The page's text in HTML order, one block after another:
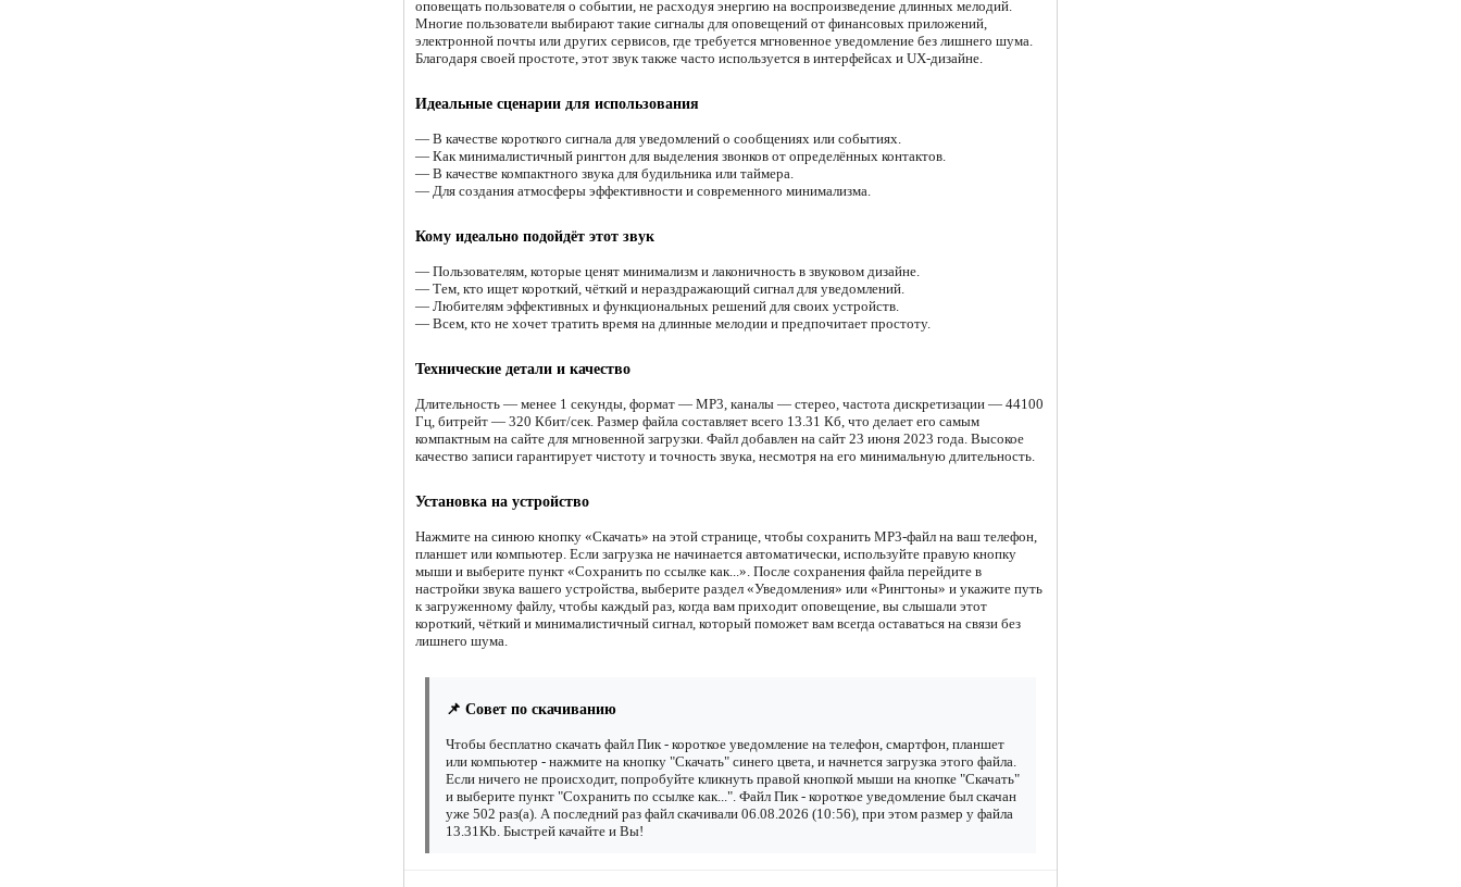
оповещать пользователя о событии, не расходуя энергию на воспроизведение длинных мелодий.
Многие пользователи выбирают такие сигналы для оповещений от финансовых приложений,
электронной почты или других сервисов, где требуется мгновенное уведомление без лишнего шума.
Благодаря своей простоте, этот звук также часто используется в интерфейсах и UX-дизайне.
Идеальные сценарии для использования
— В качестве короткого сигнала для уведомлений о сообщениях или событиях.
— Как минималистичный рингтон для выделения звонков от определённых контактов.
— В качестве компактного звука для будильника или таймера.
— Для создания атмосферы эффективности и современного минимализма.
Кому идеально подойдёт этот звук
— Пользователям, которые ценят минимализм и лаконичность в звуковом дизайне.
— Тем, кто ищет короткий, чёткий и нераздражающий сигнал для уведомлений.
— Любителям эффективных и функциональных решений для своих устройств.
— Всем, кто не хочет тратить время на длинные мелодии и предпочитает простоту.
Технические детали и качество
Длительность — менее 1 секунды, формат — MP3, каналы — стерео, частота дискретизации — 44100
Гц, битрейт — 320 Кбит/сек. Размер файла составляет всего 13.31 Кб, что делает его самым
компактным на сайте для мгновенной загрузки. Файл добавлен на сайт 23 июня 2023 года. Высокое
качество записи гарантирует чистоту и точность звука, несмотря на его минимальную длительность.
Установка на устройство
Нажмите на синюю кнопку «Скачать» на этой странице, чтобы сохранить MP3-файл на ваш телефон,
планшет или компьютер. Если загрузка не начинается автоматически, используйте правую кнопку
мыши и выберите пункт «Сохранить по ссылке как...». После сохранения файла перейдите в
настройки звука вашего устройства, выберите раздел «Уведомления» или «Рингтоны» и укажите путь
к загруженному файлу, чтобы каждый раз, когда вам приходит оповещение, вы слышали этот
короткий, чёткий и минималистичный сигнал, который поможет вам всегда оставаться на связи без
лишнего шума.
📌 Совет по скачиванию
Чтобы бесплатно скачать файл Пик - короткое уведомление на телефон, смартфон, планшет
или компьютер - нажмите на кнопку "Скачать" синего цвета, и начнется загрузка этого файла.
Если ничего не происходит, попробуйте кликнуть правой кнопкой мыши на кнопке "Скачать"
и выберите пункт "Сохранить по ссылке как...". Файл Пик - короткое уведомление был скачан
уже 502 раз(а). А последний раз файл скачивали 06.08.2026 (10:56), при этом размер у файла
13.31Kb. Быстрей качайте и Вы!